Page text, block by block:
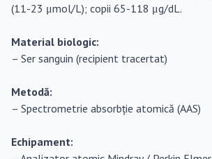
(11-23 μmol/L); copii 65-118 μg/dL.
Material biologic:
– Ser sanguin (recipient tracertat)
Metodă:
– Spectrometrie absorbție atomică (AAS)
Echipament: